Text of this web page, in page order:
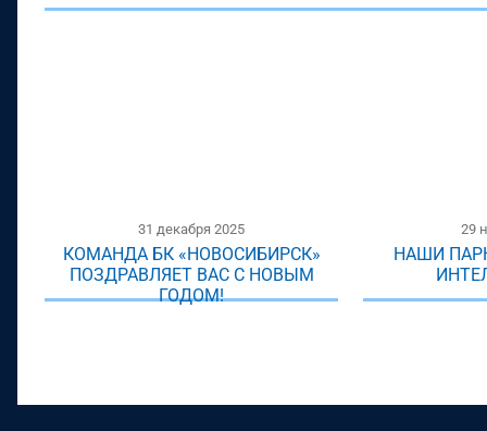
31 декабря 2025
КОМАНДА БК «НОВОСИБИРСК»
ПОЗДРАВЛЯЕТ ВАС С НОВЫМ
ГОДОМ!
29
НАШИ